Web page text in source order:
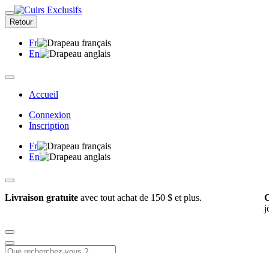
Retour
Fr
En
Accueil
Connexion
Inscription
Fr
En
Livraison gratuite avec tout achat de 150 $ et plus.